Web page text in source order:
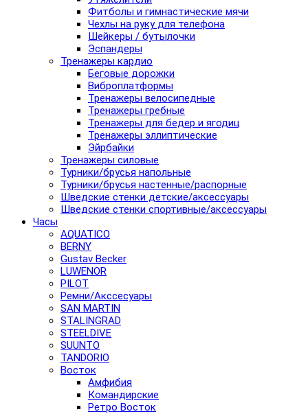
Фитболы и гимнастические мячи
Чехлы на руку для телефона
Шейкеры / бутылочки
Эспандеры
Тренажеры кардио
Беговые дорожки
Виброплатформы
Тренажеры велосипедные
Тренажеры гребные
Тренажеры для бедер и ягодиц
Тренажеры эллиптические
Эйрбайки
Тренажеры силовые
Турники/брусья напольные
Турники/брусья настенные/распорные
Шведские стенки детские/аксессуары
Шведские стенки спортивные/аксессуары
Часы
AQUATICO
BERNY
Gustav Becker
LUWENOR
PILOT
Pемни/Акссесуары
SAN MARTIN
STALINGRAD
STEELDIVE
SUUNTO
TANDORIO
Восток
Амфибия
Командирские
Ретро Восток